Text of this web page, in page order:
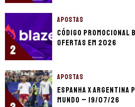
2
APOSTAS
Código promocional
ofertas em 2026
APOSTAS
Espanha x Argentina
Mundo – 19/07/26